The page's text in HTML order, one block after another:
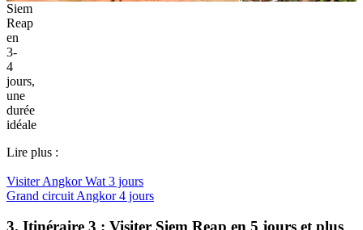
Siem
Reap
en
3-
4
jours,
une
durée
idéale
Lire plus :
Visiter Angkor Wat 3 jours
Grand circuit Angkor 4 jours
3. Itinéraire 3 : Visiter Siem Reap en 5 jours et plus